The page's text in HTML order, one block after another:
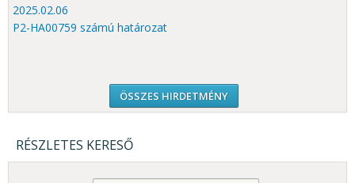
2025.02.06
P2-HA00759 számú határozat
ÖSSZES HIRDETMÉNY
RÉSZLETES KERESŐ